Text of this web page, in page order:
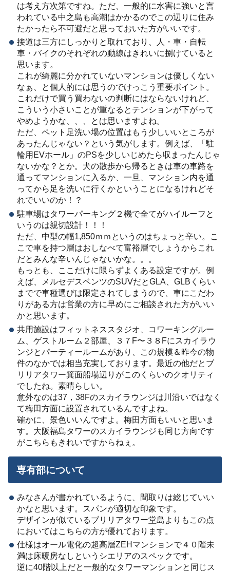
は考え方次第ですね。ただ、一般的に水害に強いと言
われている中之島も高潮はかかるのでこの辺りに住み
たかったら不可避だと思っておいた方がいいです。
接道は三方にしっかりと取れており、人・車・自転
車・バイクのそれぞれの動線はきれいに捌けていると
思います。
これが綺麗に分かれていないマンションは優しくない
なぁ、と個人的には思うのでけっこう重要ポイント。
これだけで買う買わないの判断にはならないけれど、
こういう小さいことが重なるとテンションが下がって
やめようかな、、、とは思いますよね。
ただ、ペット足洗い場の位置はもう少しいいところが
あったんじゃない？という気がします。例えば、「駐
輪用EVホール」のPSを少しいじめたら収まったんじゃ
ないかな？とか。犬の散歩から帰るときは車の車路を
通ってマンションに入るか、一旦、マンション内を通
ってから足を洗いに行くかということになるけれどそ
れでいいのか！？
駐車場はタワーパーキング２機で全てがハイルーフと
いうのは親切設計！！！
ただ、中型の幅1,850ｍｍというのはちょっと辛い。こ
こで車を持つ層はおしなべて富裕層でしょうからこれ
だとみんな辛いんじゃないかな。。。
もっとも、ここだけに限らずよくある設定ですが。例
えば、メルセデスベンツのSUVだとGLA、GLBくらい
までで車種選びは限定されてしまうので、車にこだわ
りがある方は営業の方に早めにご相談された方がいい
かと思います。
共用施設はフィットネススタジオ、コワーキングルー
ム、ゲストルーム２部屋、３７F〜３８Fにスカイラウ
ンジとパーティールームがあり、この規模＆昨今の物
件のなかでは相当充実しております。最近の他だとブ
リリアタワー箕面船場辺りがこのくらいのクオリティ
でしたね。素晴らしい。
意外なのは37，38Fのスカイラウンジは川沿いではなく
て梅田方面に設置されているんですよね。
確かに、景色いいんですよ。梅田方面もいいと思いま
す。大阪福島タワーのスカイラウンジも同じ方向です
がこちらもきれいですからねぇ。
専有部について
みなさんが書かれているように、間取りは総じていい
かなと思います。スパンが適切な印象です。
デザインが似ているブリリアタワー堂島よりもこの点
においてはこちらの方が優れております。
仕様はオール電化の超高層ZEHマンションで４０階未
満は床暖房なしというシエリアのスペックです。
逆に40階以上だと一般的なタワーマンションと同じス